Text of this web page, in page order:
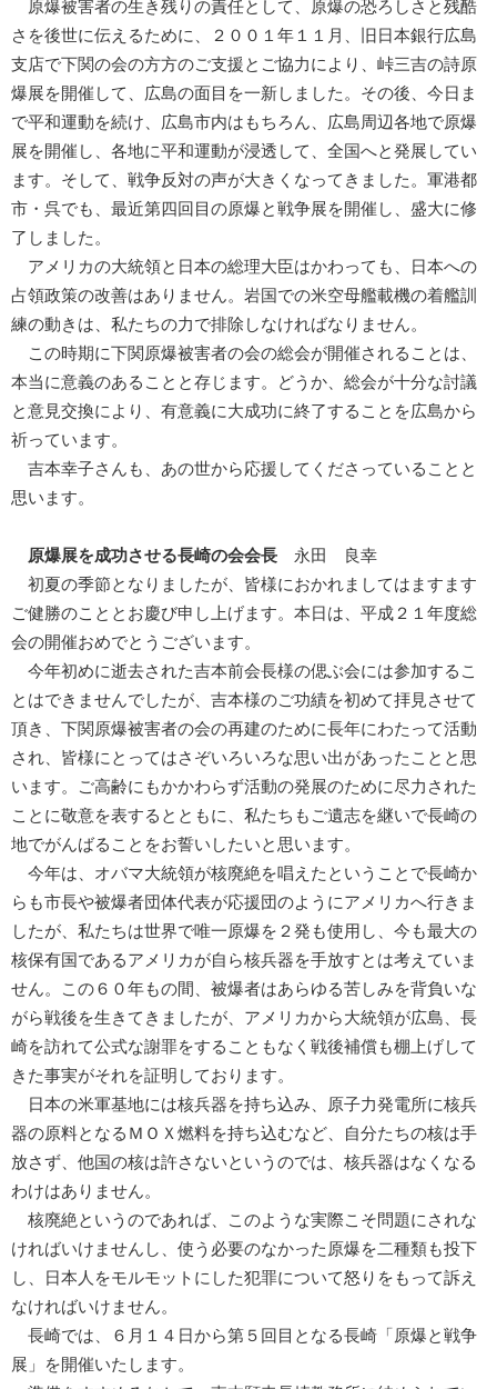
原爆被害者の生き残りの責任として、原爆の恐ろしさと残酷
さを後世に伝えるために、２００１年１１月、旧日本銀行広島
支店で下関の会の方方のご支援とご協力により、峠三吉の詩原
爆展を開催して、広島の面目を一新しました。その後、今日ま
で平和運動を続け、広島市内はもちろん、広島周辺各地で原爆
展を開催し、各地に平和運動が浸透して、全国へと発展してい
ます。そして、戦争反対の声が大きくなってきました。軍港都
市・呉でも、最近第四回目の原爆と戦争展を開催し、盛大に修
了しました。
アメリカの大統領と日本の総理大臣はかわっても、日本への
占領政策の改善はありません。岩国での米空母艦載機の着艦訓
練の動きは、私たちの力で排除しなければなりません。
この時期に下関原爆被害者の会の総会が開催されることは、
本当に意義のあることと存じます。どうか、総会が十分な討議
と意見交換により、有意義に大成功に終了することを広島から
祈っています。
吉本幸子さんも、あの世から応援してくださっていることと
思います。
原爆展を成功させる長崎の会会長 永田 良幸
初夏の季節となりましたが、皆様におかれましてはますます
ご健勝のこととお慶び申し上げます。本日は、平成２１年度総
会の開催おめでとうございます。
今年初めに逝去された吉本前会長様の偲ぶ会には参加するこ
とはできませんでしたが、吉本様のご功績を初めて拝見させて
頂き、下関原爆被害者の会の再建のために長年にわたって活動
され、皆様にとってはさぞいろいろな思い出があったことと思
います。ご高齢にもかかわらず活動の発展のために尽力された
ことに敬意を表するとともに、私たちもご遺志を継いで長崎の
地でがんばることをお誓いしたいと思います。
今年は、オバマ大統領が核廃絶を唱えたということで長崎か
らも市長や被爆者団体代表が応援団のようにアメリカへ行きま
したが、私たちは世界で唯一原爆を２発も使用し、今も最大の
核保有国であるアメリカが自ら核兵器を手放すとは考えていま
せん。この６０年もの間、被爆者はあらゆる苦しみを背負いな
がら戦後を生きてきましたが、アメリカから大統領が広島、長
崎を訪れて公式な謝罪をすることもなく戦後補償も棚上げして
きた事実がそれを証明しております。
日本の米軍基地には核兵器を持ち込み、原子力発電所に核兵
器の原料となるＭＯＸ燃料を持ち込むなど、自分たちの核は手
放さず、他国の核は許さないというのでは、核兵器はなくなる
わけはありません。
核廃絶というのであれば、このような実際こそ問題にされな
ければいけませんし、使う必要のなかった原爆を二種類も投下
し、日本人をモルモットにした犯罪について怒りをもって訴え
なければいけません。
長崎では、６月１４日から第５回目となる長崎「原爆と戦争
展」を開催いたします。